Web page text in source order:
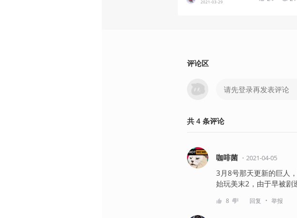
2021-03-29
评论区
共 4条评论
咖啡菌 ・ 2021-04-05
3月8号那天更新的巨人
始玩美末2，由于早被剧
8 回复 ・ 举报